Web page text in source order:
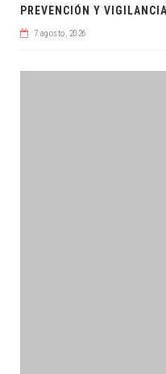
PREVENCIÓN Y
7 agosto, 2026